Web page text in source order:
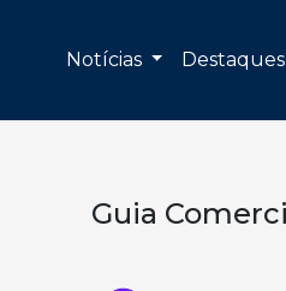
Notícias Destaques
Guia